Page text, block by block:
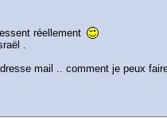
réellement
.
mail .. comment je peux